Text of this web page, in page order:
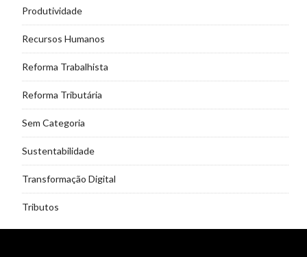
Produtividade
Recursos Humanos
Reforma Trabalhista
Reforma Tributária
Sem Categoria
Sustentabilidade
Transformação Digital
Tributos